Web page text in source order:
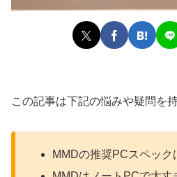
この記事は下記の悩みや疑問を
MMDの推奨PCスペック